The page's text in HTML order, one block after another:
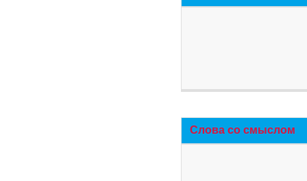
Слова со смыслом